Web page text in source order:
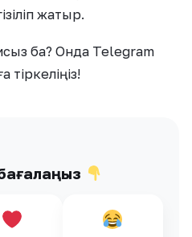
жатыр.
ба? Онда Telegram